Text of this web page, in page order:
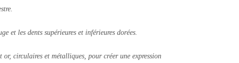
et les dents supérieures et inférieures dorées.
circulaires et métalliques, pour créer une expression